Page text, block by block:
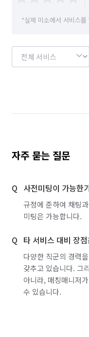
*실제 미소에서 서비스
자주 묻는 질문
사전미팅이 가능한
규정에 준하여 채팅
미팅은 가능합니다.
타 서비스 대비 장
다양한 직군의 경력
갖추고 있습니다. 그
아니라, 매칭매니저
수 있습니다.